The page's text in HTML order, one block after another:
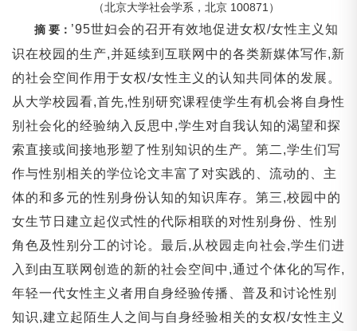
（北京大学社会学系 ，北京 100871 ）
摘 要： ’95世妇会的召开有效地促进女权/女性主义知
识在校园的生产,并延续到互联网中的各类新媒体写作,新
的社会空间作用于女权/女性主义的认知共同体的发展。
从大学校园看,首先,性别研究课程使学生有机会将自身性
别社会化的经验纳入反思中 ,学生对自我认知的渴望和探
索直接或间接地形塑了性别知识的生产。第二,学生们写
作与性别相关的学位论文丰富了对实践的、流动的、主
体的和多元的性别身份认知的知识库存。第三,校园中的
女生节日建立起仪式性的代际相联的对性别身份、性别
角色及性别分工的讨论。最后,从校园走向社会,学生们进
入到由互联网创造的新的社会空间中 ,通过个体化的写作,
年轻一代女性主义者用自身经验传播、普及和讨论性别
知识,建立起陌生人之间与自身经验相关的女权/女性主义